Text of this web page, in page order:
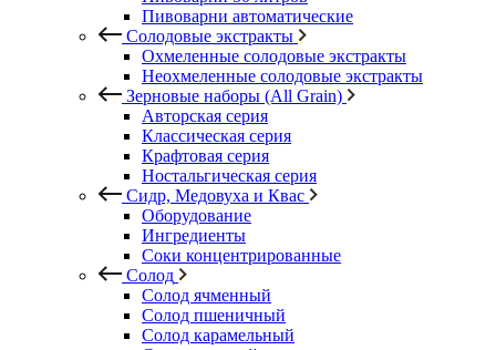
Пивоварни автоматические
Солодовые экстракты
Охмеленные солодовые экстракты
Неохмеленные солодовые экстракты
Зерновые наборы (All Grain)
Авторская серия
Классическая серия
Крафтовая серия
Ностальгическая серия
Сидр, Медовуха и Квас
Оборудование
Ингредиенты
Соки концентрированные
Солод
Солод ячменный
Солод пшеничный
Солод карамельный